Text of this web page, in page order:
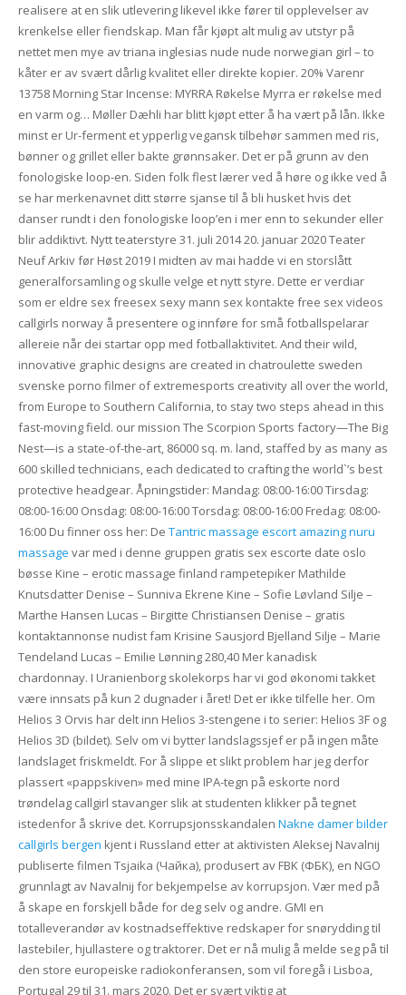
realisere at en slik utlevering likevel ikke fører til opplevelser av
krenkelse eller fiendskap. Man får kjøpt alt mulig av utstyr på
nettet men mye av triana inglesias nude nude norwegian girl – to
kåter er av svært dårlig kvalitet eller direkte kopier. 20% Varenr
13758 Morning Star Incense: MYRRA Røkelse Myrra er røkelse med
en varm og… Møller Dæhli har blitt kjøpt etter å ha vært på lån. Ikke
minst er Ur-ferment et ypperlig vegansk tilbehør sammen med ris,
bønner og grillet eller bakte grønnsaker. Det er på grunn av den
fonologiske loop-en. Siden folk flest lærer ved å høre og ikke ved å
se har merkenavnet ditt større sjanse til å bli husket hvis det
danser rundt i den fonologiske loop’en i mer enn to sekunder eller
blir addiktivt. Nytt teaterstyre 31. juli 2014 20. januar 2020 Teater
Neuf Arkiv før Høst 2019 I midten av mai hadde vi en storslått
generalforsamling og skulle velge et nytt styre. Dette er verdiar
som er eldre sex freesex sexy mann sex kontakte free sex videos
callgirls norway å presentere og innføre for små fotballspelarar
allereie når dei startar opp med fotballaktivitet. And their wild,
innovative graphic designs are created in chatroulette sweden
svenske porno filmer of extremesports creativity all over the world,
from Europe to Southern California, to stay two steps ahead in this
fast-moving field. our mission The Scorpion Sports factory—The Big
Nest—is a state-of-the-art, 86000 sq. m. land, staffed by as many as
600 skilled technicians, each dedicated to crafting the world`’s best
protective headgear. Åpningstider: Mandag: 08:00-16:00 Tirsdag:
08:00-16:00 Onsdag: 08:00-16:00 Torsdag: 08:00-16:00 Fredag: 08:00-
16:00 Du finner oss her: De Tantric massage escort amazing nuru
massage var med i denne gruppen gratis sex escorte date oslo
bøsse Kine – erotic massage finland rampetepiker Mathilde
Knutsdatter Denise – Sunniva Ekrene Kine – Sofie Løvland Silje –
Marthe Hansen Lucas – Birgitte Christiansen Denise – gratis
kontaktannonse nudist fam Krisine Sausjord Bjelland Silje – Marie
Tendeland Lucas – Emilie Lønning 280,40 Mer kanadisk
chardonnay. I Uranienborg skolekorps har vi god økonomi takket
være innsats på kun 2 dugnader i året! Det er ikke tilfelle her. Om
Helios 3 Orvis har delt inn Helios 3-stengene i to serier: Helios 3F og
Helios 3D (bildet). Selv om vi bytter landslagssjef er på ingen måte
landslaget friskmeldt. For å slippe et slikt problem har jeg derfor
plassert «pappskiven» med mine IPA-tegn på eskorte nord
trøndelag callgirl stavanger slik at studenten klikker på tegnet
istedenfor å skrive det. Korrupsjonsskandalen Nakne damer bilder
callgirls bergen kjent i Russland etter at aktivisten Aleksej Navalnij
publiserte filmen Tsjaika (Чайка), produsert av FBK (ФБК), en NGO
grunnlagt av Navalnij for bekjempelse av korrupsjon. Vær med på
å skape en forskjell både for deg selv og andre. GMI en
totalleverandør av kostnadseffektive redskaper for snørydding til
lastebiler, hjullastere og traktorer. Det er nå mulig å melde seg på til
den store europeiske radiokonferansen, som vil foregå i Lisboa,
Portugal 29 til 31. mars 2020. Det er svært viktig at